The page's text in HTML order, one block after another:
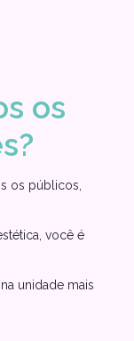
os
os públicos,
você é
unidade mais